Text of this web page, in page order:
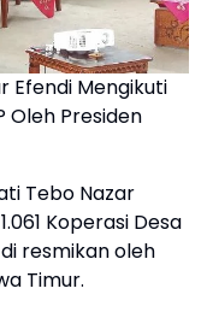
Efendi Mengikuti
Oleh Presiden
Tebo Nazar
Koperasi Desa
resmikan oleh
Timur.